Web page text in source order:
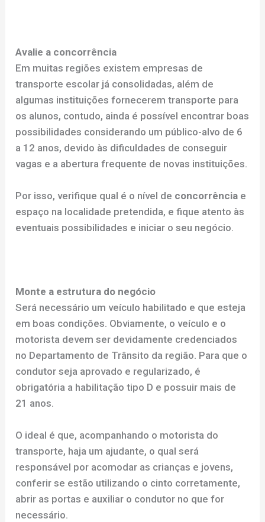
Avalie a concorrência
Em muitas regiões existem empresas de
transporte escolar já consolidadas, além de
algumas instituições fornecerem transporte para
os alunos, contudo, ainda é possível encontrar boas
possibilidades considerando um público-alvo de 6
a 12 anos, devido às dificuldades de conseguir
vagas e a abertura frequente de novas instituições.
Por isso, verifique qual é o nível de concorrência e
espaço na localidade pretendida, e fique atento às
eventuais possibilidades e iniciar o seu negócio.
Monte a estrutura do negócio
Será necessário um veículo habilitado e que esteja
em boas condições. Obviamente, o veículo e o
motorista devem ser devidamente credenciados
no Departamento de Trânsito da região. Para que o
condutor seja aprovado e regularizado, é
obrigatória a habilitação tipo D e possuir mais de
21 anos.
O ideal é que, acompanhando o motorista do
transporte, haja um ajudante, o qual será
responsável por acomodar as crianças e jovens,
conferir se estão utilizando o cinto corretamente,
abrir as portas e auxiliar o condutor no que for
necessário.